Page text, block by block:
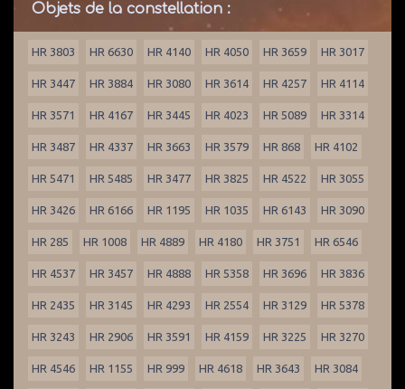
Objets de la constellation :
HR 3803 HR 6630 HR 4140 HR 4050 HR 3659 HR 3017
HR 3447 HR 3884 HR 3080 HR 3614 HR 4257 HR 4114
HR 3571 HR 4167 HR 3445 HR 4023 HR 5089 HR 3314
HR 3487 HR 4337 HR 3663 HR 3579 HR 868 HR 4102
HR 5471 HR 5485 HR 3477 HR 3825 HR 4522 HR 3055
HR 3426 HR 6166 HR 1195 HR 1035 HR 6143 HR 3090
HR 285 HR 1008 HR 4889 HR 4180 HR 3751 HR 6546
HR 4537 HR 3457 HR 4888 HR 5358 HR 3696 HR 3836
HR 2435 HR 3145 HR 4293 HR 2554 HR 3129 HR 5378
HR 3243 HR 2906 HR 3591 HR 4159 HR 3225 HR 3270
HR 4546 HR 1155 HR 999 HR 4618 HR 3643 HR 3084